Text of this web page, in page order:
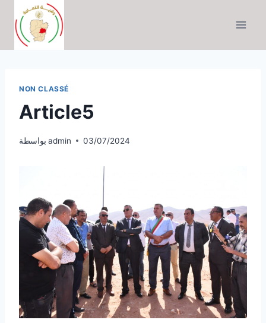
التجاوز
المحتوى
NON CLASSÉ
Article5
بواسطة admin 03/07/2024